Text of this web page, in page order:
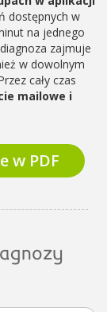
dostępnych w
na jednego
zajmuje
w dowolnym
cały czas
mailowe i
w PDF